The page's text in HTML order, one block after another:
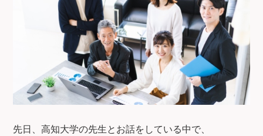
先日、高知大学の先生とお話をしている中で、